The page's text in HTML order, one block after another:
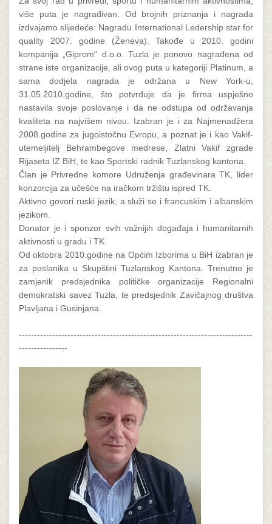
više puta je nagrađivan. Od brojnih priznanja i nagrada
izdvajamo slijedeće: Nagradu International Ledership star for
quality 2007. godine (Ženeva). Takođe u 2010. godini
kompanija „Giprom“ d.o.o. Tuzla je ponovo nagrađena od
strane iste organizacije, ali ovog puta u kategoriji Platinum, a
sama dodjela nagrada je održana u New York-u,
31.05.2010.godine, što potvrđuje da je firma uspješno
nastavila svoje poslovanje i da ne odstupa od održavanja
kvaliteta na najvišem nivou. Izabran je i za Najmenadžera
2008.godine za jugoistočnu Evropu, a poznat je i kao Vakif-
utemeljitelj Behrambegove medrese, Zlatni Vakif zgrade
Rijaseta IZ BiH, te kao Sportski radnik Tuzlanskog kantona.
Član je Privredne komore Udruženja građevinara TK, lider
konzorcija za učešće na iračkom tržištu ispred TK.
Aktivno govori ruski jezik, a služi se i francuskim i albanskim
jezikom.
Donator je i sponzor svih važnijih događaja i humanitarnih
aktivnosti u gradu i TK.
Od oktobra 2010.godine na Općim Izborima u BiH izabran je
za poslanika u Skupštini Tuzlanskog Kantona. Trenutno je
zamjenik predsjednika političke organizacije Regionalni
demokratski savez Tuzla, te predsjednik Zavičajnog društva
Plavljana i Gusinjana.
-----------------------------------------------------------------------------
----------------